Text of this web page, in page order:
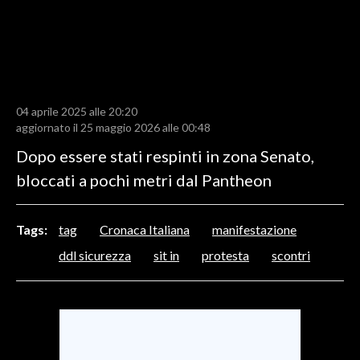
SPORT
RISULTATI E CLASSIFICHE
CALCIO
04 aprile 2025 alle 20:20
aggiornato il 25 maggio 2026 alle 00:48
Dopo essere stati respinti in zona Senato,
bloccati a pochi metri dal Pantheon
Tags: tag Cronaca Italiana
manifestazione
ddl sicurezza
sit in protesta scontri